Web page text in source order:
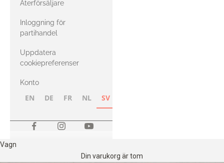
med Heavy
Merino
Återförsäljare
Inloggning för
partihandel
Uppdatera
cookiepreferenser
Konto
EN DE FR NL SV
Vagn
Din varukorg är tom